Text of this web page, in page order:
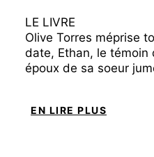
LE LIVRE
Olive Torres méprise
date, Ethan, le témoin
époux de sa soeur
les mariés ne peuvent
EN LIRE PLUS